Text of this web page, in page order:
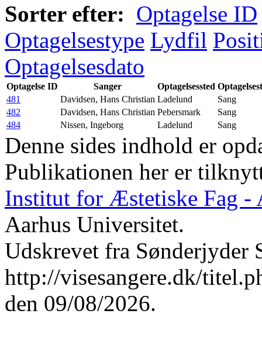
Sorter efter: Optagelse ID
Optagelsestype Lydfil
Optagelsesdato
Optagelse ID Sanger Optagelsessted
481
Davidsen, Hans Christian Ladelund
Sang
482
Davidsen, Hans Christian Pebersmark
Sang
484
Nissen, Ingeborg Ladelund Sang
Denne sides indhold er
Publikationen her er
Institut for Æstetiske Fag -
Aarhus Universitet.
Udskrevet fra Sønderjyder
http://visesangere.dk/
den 09/08/2026.